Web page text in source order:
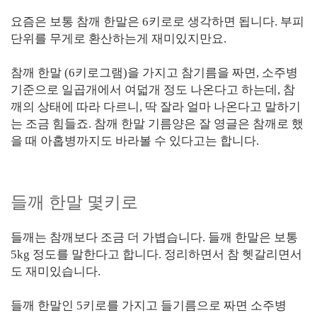
요즘은 보통 참깨 한말은 6키로로 생각하면 됩니다. 부피
단위를 무게로 환산하는게 재미있지만요.
참깨 한말 (6키로그램)을 가지고 참기름을 짜면, 소주병
기준으로 일곱개에서 여덟개 정도 나온다고 하는데, 참
깨의 상태에 따라 다르니, 딱 잘라 얼마 나온다고 말하기
는 조금 힘들죠. 참깨 한말 기름양은 잘 영글은 참깨로 했
을 때 아홉병까지도 바라볼 수 있다고는 합니다.
들깨 한말 몇키로
들깨는 참깨보다 조금 더 가볍습니다. 들깨 한말은 보통
5kg 정도를 말한다고 합니다. 정리하면서 참 헷갈리면서
도 재미있습니다.
들깨 한말인 5키로를 가지고 들기름으로 짜면 소주병